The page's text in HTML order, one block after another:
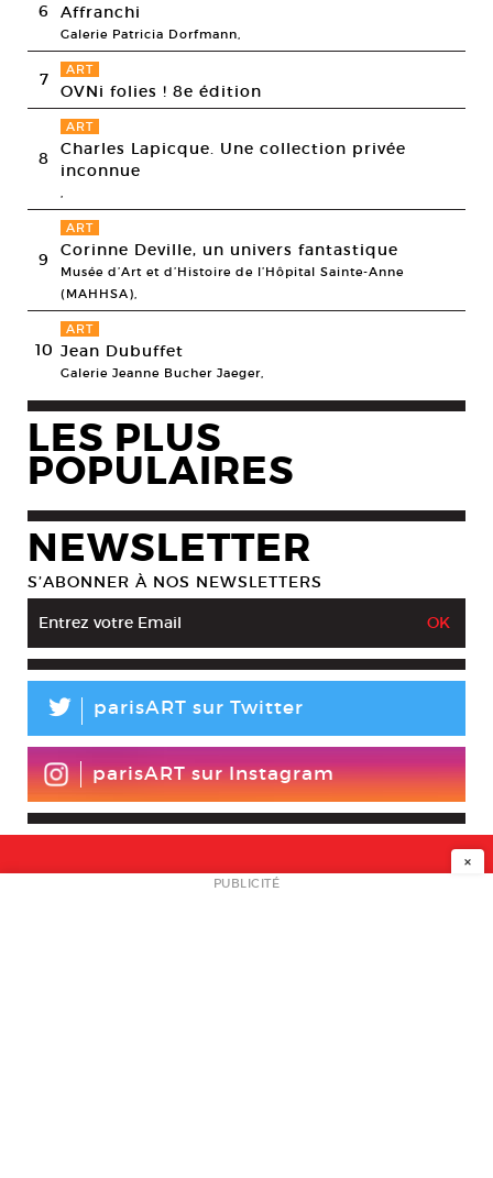
6 Affranchi
Galerie Patricia Dorfmann,
7 ART
OVNi folies ! 8e édition
8
ART
Charles Lapicque. Une collection privée
inconnue
,
9
ART
Corinne Deville, un univers fantastique
Musée d’Art et d’Histoire de l’Hôpital Sainte-Anne
(MAHHSA),
10
ART
Jean Dubuffet
Galerie Jeanne Bucher Jaeger,
LES PLUS
POPULAIRES
NEWSLETTER
S’ABONNER À NOS NEWSLETTERS
L parisART sur Twitter
parisART sur Instagram
NEWSLETTER
×
PUBLICITÉ